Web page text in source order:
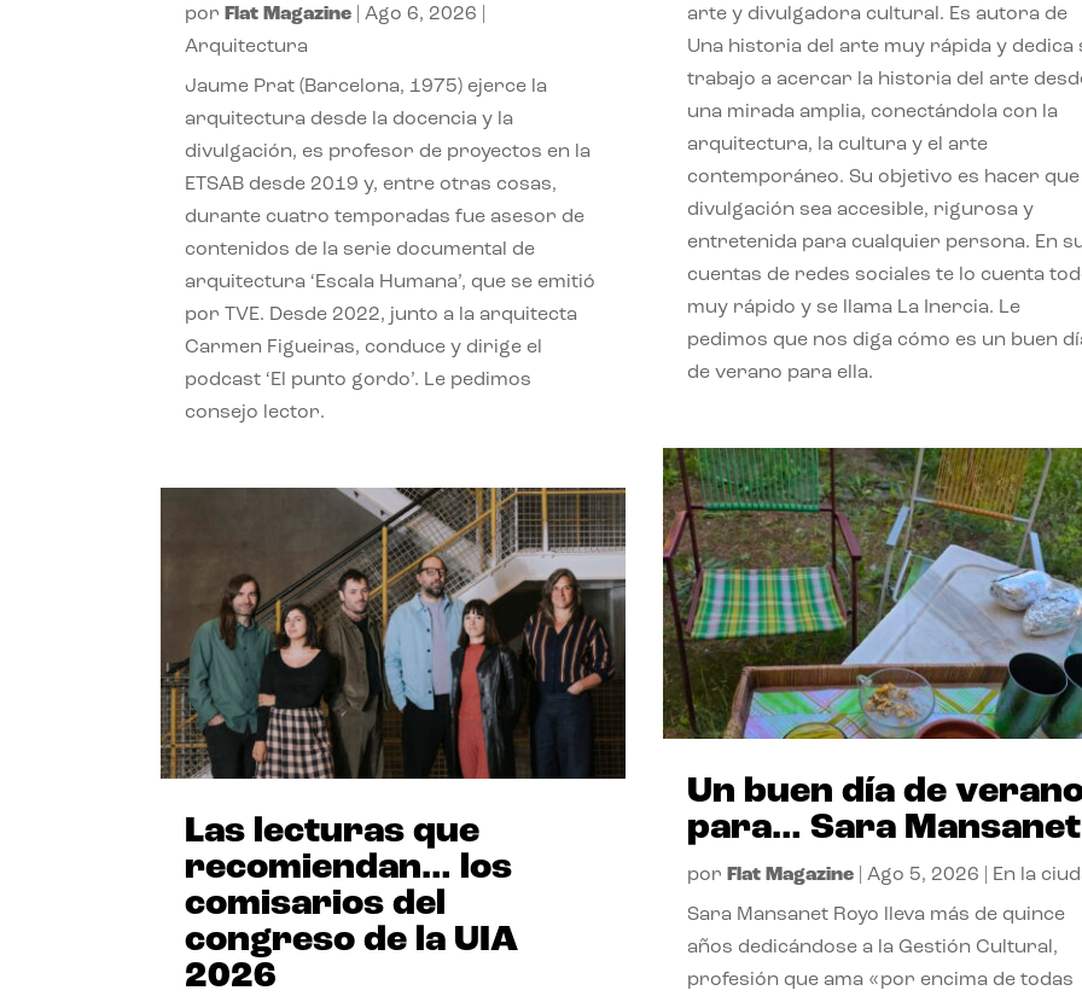
por Flat Magazine |Ago 6, 2026
Arquitectura
Jaume Prat (Barcelona, 1975) ejerce la
arquitectura desde la docencia y la
divulgación, es profesor de proyectos en la
ETSAB desde 2019 y, entre otras cosas,
durante cuatro temporadas fue asesor de
contenidos de la serie documental de
arquitectura ‘Escala Humana’, que se emitió
por TVE. Desde 2022, junto a la arquitecta
Carmen Figueiras, conduce y dirige el
podcast ‘El punto gordo’. Le pedimos
consejo lector.
Las lecturas que
recomiendan… los
comisarios del
congreso de la UIA
2026
arte y divulgadora cultural. Es autora de
Una historia del arte muy rápida y dedica
trabajo a acercar la historia del arte
una mirada amplia, conectándola con la
arquitectura, la cultura y el arte
contemporáneo. Su objetivo es hacer que
divulgación sea accesible, rigurosa y
entretenida para cualquier persona. En
cuentas de redes sociales te lo cuenta
muy rápido y se llama La Inercia. Le
pedimos que nos diga cómo es un buen
de verano para ella.
Un buen día de
para… Sara Mansanet
por Flat Magazine| Ago 5, 2026 En la
Sara Mansanet Royo lleva más de quince
años dedicándose a la Gestión Cultural,
profesión que ama «por encima de todas